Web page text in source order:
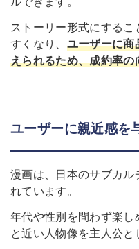
ストーリー形式にする
すくなり、 ユーザーに商
えられるため、成約率の
ユーザーに親近感を
漫画は、日本のサブカル
れています。
年代や性別を問わず楽
と近い人物像を主人公と